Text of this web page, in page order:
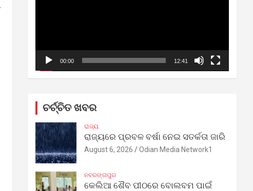
00:00 12:41
ଚର୍ଚ୍ଚିତ ଖବର
ରାଜ୍ୟ
ରାଜ୍ୟରେ ପ୍ରବଳ ବର୍ଷା ନେଇ ସତର୍କତା ଜାରି
August 6, 2026 Odian Media Network1
ନବରଙ୍ଗପୁର
କେଲିଆ ଶୈବ ପୀଠରେ ବୋଲବମ ପାଇଁ